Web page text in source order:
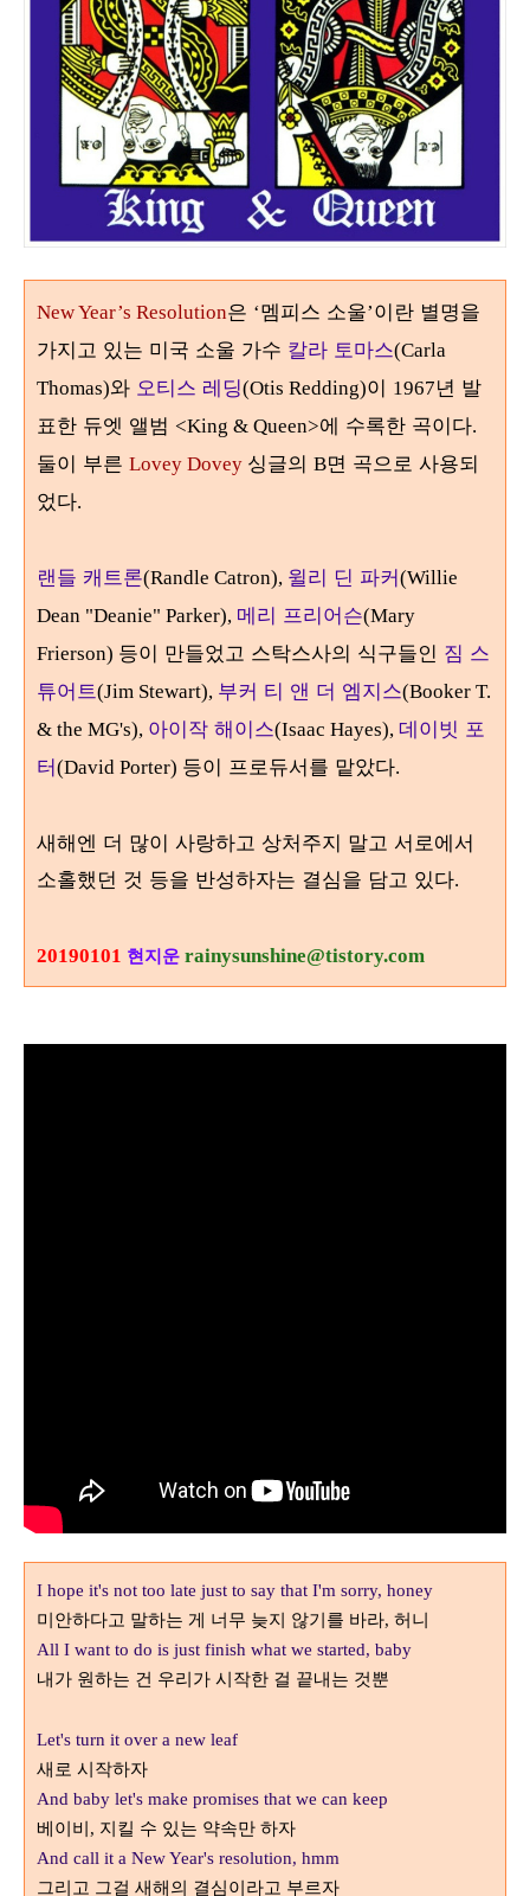
New Year’s Resolution은 ‘멤피스 소울’이란 별명을
가지고 있는 미국 소울 가수 칼라 토마스(Carla
Thomas)와 오티스 레딩(Otis Redding)이 1967년 발
표한 듀엣 앨범 <King & Queen>에 수록한 곡이다.
둘이 부른 Lovey Dovey 싱글의 B면 곡으로 사용되
었다.
랜들 캐트론(Randle Catron), 윌리 딘 파커(Willie
Dean "Deanie" Parker), 메리 프리어슨(Mary
Frierson) 등이 만들었고 스탁스사의 식구들인 짐 스
튜어트(Jim Stewart), 부커 티 앤 더 엠지스(Booker T.
& the MG's), 아이작 해이스(Isaac Hayes), 데이빗 포
터(David Porter) 등이 프로듀서를 맡았다.
새해엔 더 많이 사랑하고 상처주지 말고 서로에서
소홀했던 것 등을 반성하자는 결심을 담고 있다.
20190101 현지운 rainysunshine@tistory.com
I hope it's not too late just to say that I'm sorry, honey
미안하다고 말하는 게 너무 늦지 않기를 바라, 허니
All I want to do is just finish what we started, baby
내가 원하는 건 우리가 시작한 걸 끝내는 것뿐
Let's turn it over a new leaf
새로 시작하자
And baby let's make promises that we can keep
베이비, 지킬 수 있는 약속만 하자
And call it a New Year's resolution, hmm
그리고 그걸 새해의 결심이라고 부르자